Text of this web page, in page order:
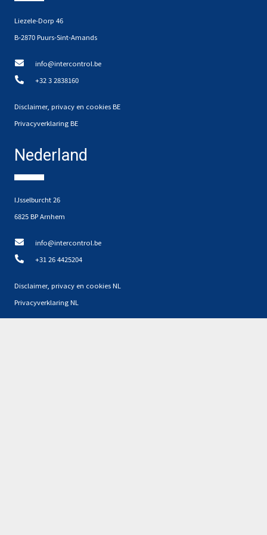
Liezele-Dorp 46
B-2870 Puurs-Sint-Amands
info@intercontrol.be
+32 3 2838160
Disclaimer, privacy en cookies BE
Privacyverklaring BE
Nederland
IJsselburcht 26
6825 BP Arnhem
info@intercontrol.be
+31 26 4425204
Disclaimer, privacy en cookies NL
Privacyverklaring NL